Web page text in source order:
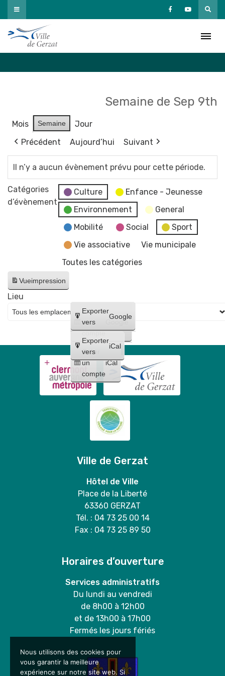
Passer
au
contenu
Semaine de Sep 9th
Mois Semaine
Jour
Précédent
Aujourd’hui Suivant
Il n’y a aucun évènement prévu pour cette période.
Catégories
d’évènement
Culture
Enfance - Jeunesse
Environnement
General
Mobilité
Social
Sport
Vie associative
Vie municipale
Toutes les catégories
Vueimpression
Créer
un
compte
Google
Créer
un
compte
iCal
Exporter
vers
Google
Exporter
vers
iCal
Lieu
Ville de Gerzat
Hôtel de Ville
Place de la Liberté
63360 GERZAT
Tél. : 04 73 25 00 14
Fax : 04 73 25 89 50
Horaires d’ouverture
Services administratifs
Du lundi au vendredi
de 8h00 à 12h00
et de 13h00 à 17h00
Fermés les jours fériés
Nous utilisons des cookies pour
vous garantir la meilleure
expérience sur notre site web. Si